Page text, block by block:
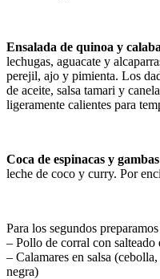
Ensalada de quinoa y
lechugas, aguacate y
perejil, ajo y pimienta. Los
de aceite, salsa tamari y
ligeramente calientes para
Coca de espinacas y gambas
leche de coco y curry. Por
Para los segundos
– Pollo de corral con
– Calamares en salsa
negra)